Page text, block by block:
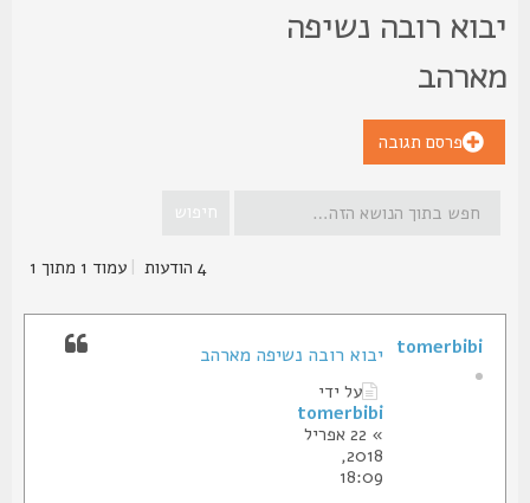
רובה נשיפה
פרסם תגובה
|עמוד1מתוך1
יבוא רובה נשיפה מארהב
על ידי
tomerbibi
» 22 אפריל
2018,
18:09
tomerbibi